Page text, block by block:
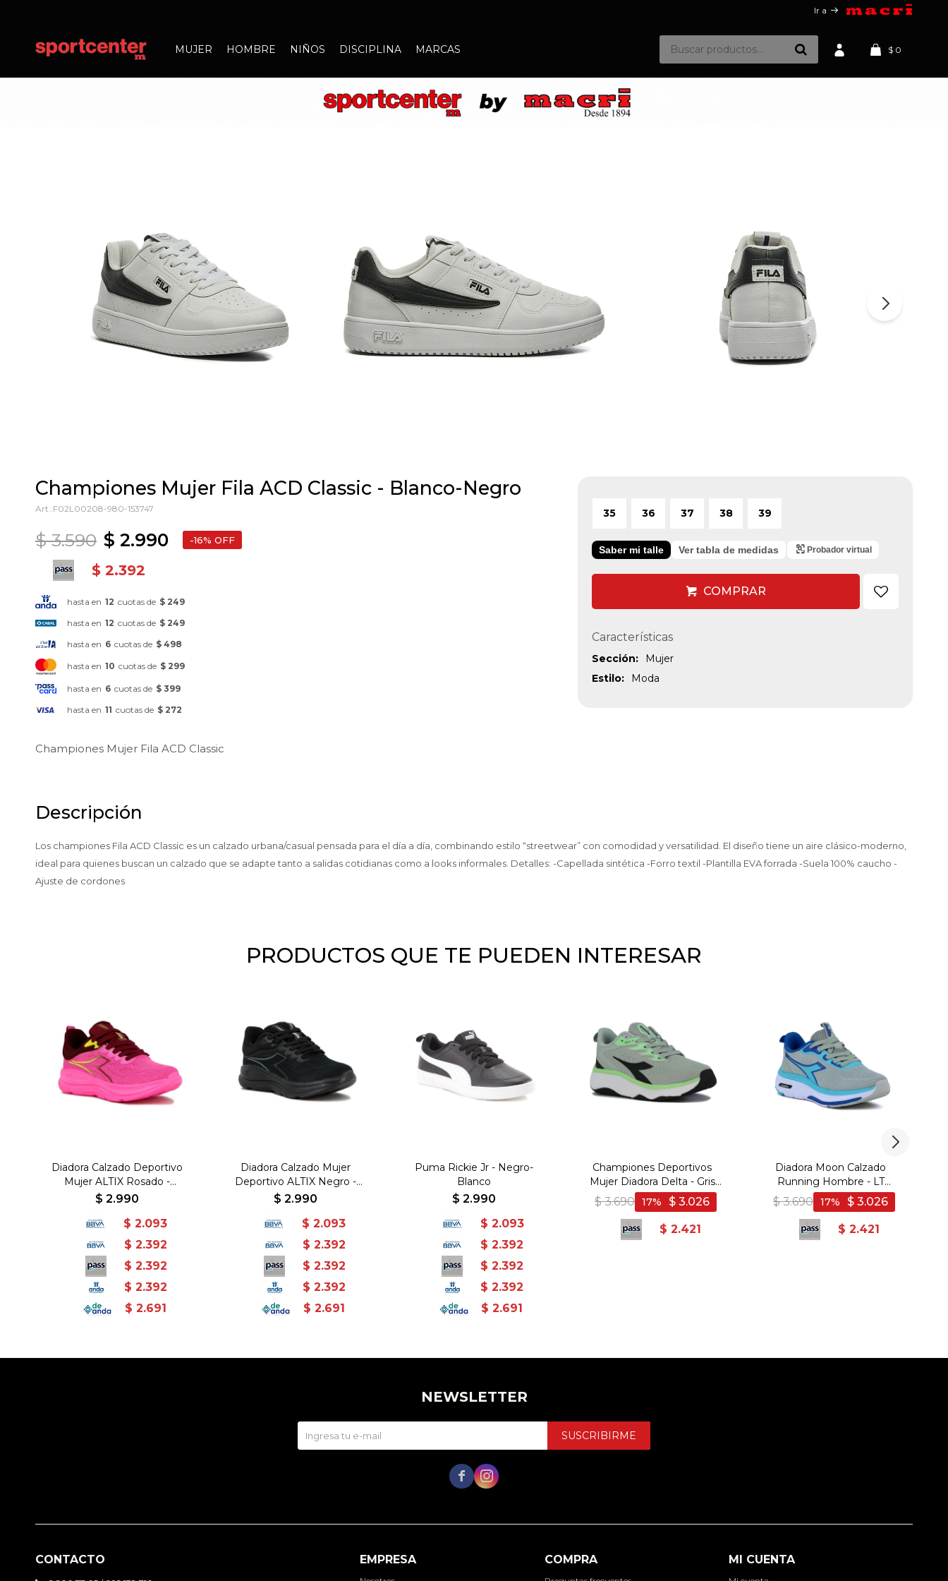
MUJER HOMBRE NIÑOS DISCIPLINA MARCAS $ 0
Ir a
Championes Mujer Fila ACD Classic - Blanco-Negro
F02L00208-980-153747
$ 2.990
$ 3.590 16
$ 2.392
hasta en 12 cuotas de $ 249
hasta en 12 cuotas de $ 249
hasta en 6 cuotas de $ 498
hasta en 10 cuotas de $ 299
hasta en 6 cuotas de $ 399
hasta en 11 cuotas de $ 272
Championes Mujer Fila ACD Classic
35 36 37 38 39
Saber mi talle Ver tabla de medidas Probador virtual
COMPRAR
Características
Sección
Mujer
Estilo
Moda
Descripción
Los championes Fila ACD Classic es un calzado urbana/casual pensada para el día a día, combinando estilo “streetwear” con comodidad y versatilidad. El diseño tiene un aire clásico-moderno,
ideal para quienes buscan un calzado que se adapte tanto a salidas cotidianas como a looks informales. Detalles: -Capellada sintética -Forro textil -Plantilla EVA forrada -Suela 100% caucho -
Ajuste de cordones
PRODUCTOS QUE TE PUEDEN INTERESAR
Diadora Calzado Deportivo
Mujer ALTIX Rosado -
JACQUARD/EVA+TPR -
$ 2.990
$ 2.093
$ 2.392
$ 2.392
$ 2.392
$ 2.691
Diadora Calzado Mujer
Deportivo ALTIX Negro -
JACQUARD/EVA+TPR -
$ 2.990
$ 2.093
$ 2.392
$ 2.392
$ 2.392
$ 2.691
Puma Rickie Jr - Negro-
Blanco
$ 2.990
$ 2.093
$ 2.392
$ 2.392
$ 2.392
$ 2.691
Championes Deportivos
Mujer Diadora Delta - Gris
Claro-Lima
$ 3.690 $ 3.026
17
$ 2.421
Diadora Moon Calzado
Running Hombre - LT
GREY/SKYBLUE - Gris Claro-
Celeste
$ 3.690 $ 3.026
17
$ 2.421
CONTACTO EMPRESA COMPRA MI CUENTA
NEWSLETTER
SUSCRIBIRME
 